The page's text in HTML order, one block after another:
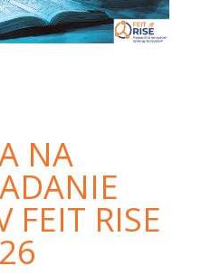
NA
FEIT RISE